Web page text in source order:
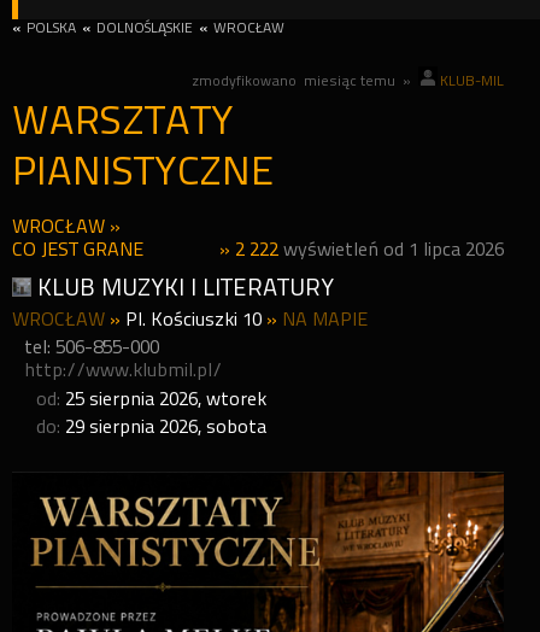
« POLSKA « DOLNOŚLĄSKIE « WROCŁAW
zmodyfikowano miesiąc temu » KLUB-MIL
WARSZTATY
PIANISTYCZNE
WROCŁAW »
CO JEST GRANE
» 2 222 wyświetleń od 1 lipca 2026
KLUB MUZYKI I LITERATURY
WROCŁAW » Pl. Kościuszki 10 » NA MAPIE
tel: 506-855-000
http://www.klubmil.pl/
od: 25 sierpnia 2026, wtorek
do: 29 sierpnia 2026, sobota